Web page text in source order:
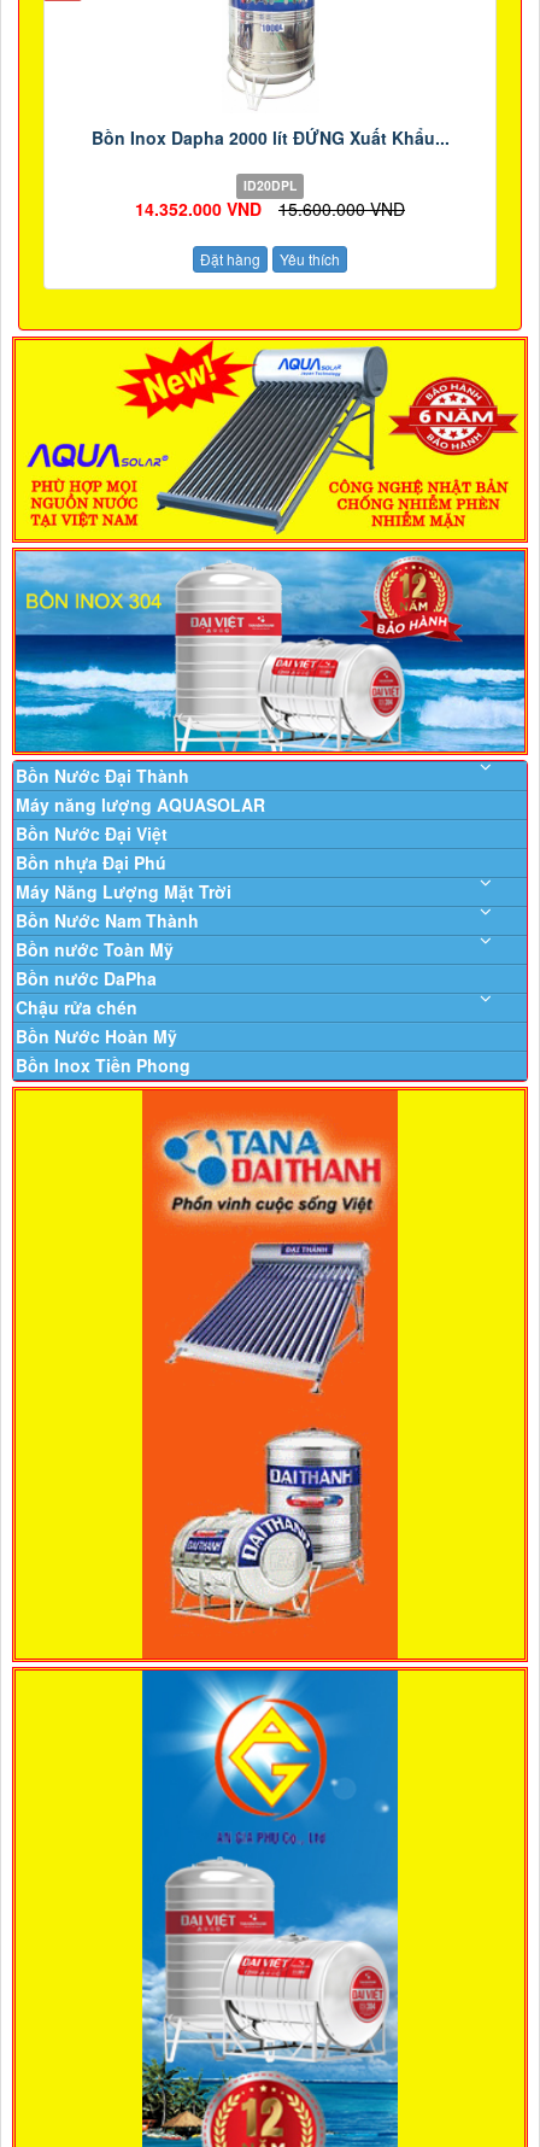
Bồn Inox Dapha 2000 lít ĐỨNG Xuất Khẩu...
ID20DPL
14.352.000 VND 15.600.000 VND
Đặt hàng Yêu thích
Bồn Nước Đại Thành
Máy năng lượng AQUASOLAR
Bồn Nước Đại Việt
Bồn nhựa Đại Phú
Máy Năng Lượng Mặt Trời
Bồn Nước Nam Thành
Bồn nước Toàn Mỹ
Bồn nước DaPha
Chậu rửa chén
Bồn Nước Hoàn Mỹ
Bồn Inox Tiền Phong